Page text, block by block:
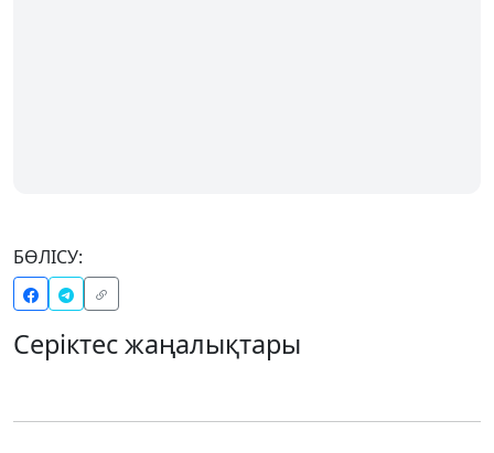
БӨЛІСУ:
Серіктес жаңалықтары